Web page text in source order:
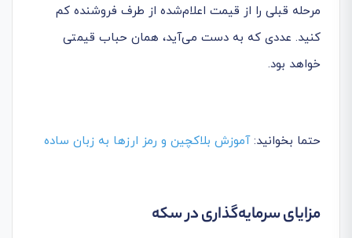
مرحله قبلی را از قیمت اعلام‌شده از طرف فروشنده کم
کنید. عددی که به دست می‌آید، همان حباب قیمتی
خواهد بود.
حتما بخوانید:آموزش بلاکچین و رمز ارزها به زبان ساده
مزایای سرمایه‌گذاری در سکه